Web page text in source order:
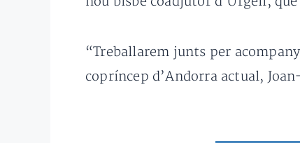
“Treballarem junts per
copríncep d’Andorra actual,